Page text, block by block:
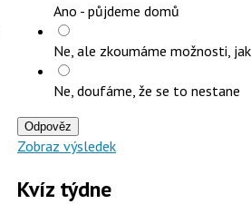
Ano - půjdeme domů
Ne, ale zkoumáme možnosti,
Ne, doufáme, že se to nestane
Odpověz
Zobraz výsledek
Kvíz týdne